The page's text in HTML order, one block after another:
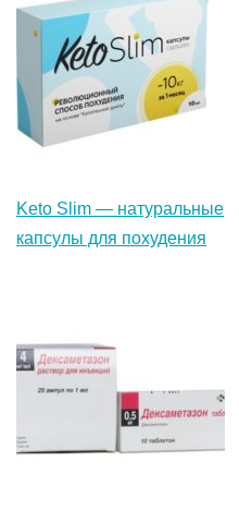
Keto Slim — натуральные
капсулы для похудения